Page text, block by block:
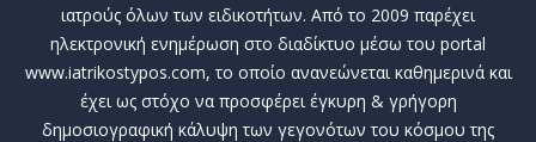
ιατρούς όλων των ειδικοτήτων. Από το 2009 παρέχει
ηλεκτρονική ενημέρωση στο διαδίκτυο μέσω του portal
www.iatrikostypos.com, το οποίο ανανεώνεται καθημερινά και
έχει ως στόχο να προσφέρει έγκυρη & γρήγορη
δημοσιογραφική κάλυψη των γεγονότων του κόσμου της